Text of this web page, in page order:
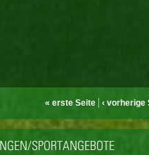
« erste Seite ‹ vorherige
SPORTANGEBOTE